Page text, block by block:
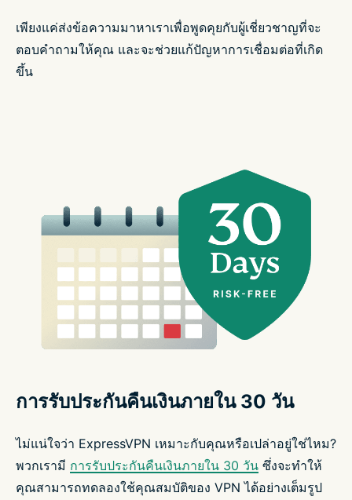
เพียงแค่ส่งข้อความมาหาเราเพื่อพูดคุยกับผู้เชี่ยวชาญที่จะ
ตอบคำถามให้คุณ และจะช่วยแก้ปัญหาการเชื่อมต่อที่เกิด
ขึ้น
การรับประกันคืนเงินภายใน 30 วัน
ไม่แน่ใจว่า ExpressVPN เหมาะกับคุณหรือเปล่าอยู่ใช่ไหม?
พวกเรามี การรับประกันคืนเงินภายใน 30 วัน ซึ่งจะทำให้
คุณสามารถทดลองใช้คุณสมบัติของ VPN ได้อย่างเต็มรูป